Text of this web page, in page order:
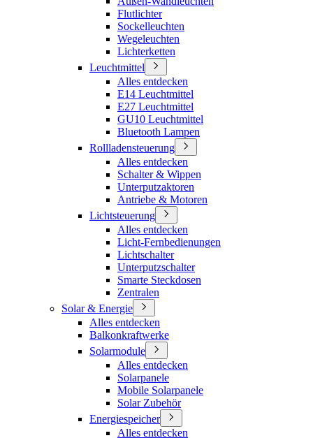
Flutlichter
Sockelleuchten
Wegeleuchten
Lichterketten
Leuchtmittel
Alles entdecken
E14 Leuchtmittel
E27 Leuchtmittel
GU10 Leuchtmittel
Bluetooth Lampen
Rollladensteuerung
Alles entdecken
Schalter & Wippen
Unterputzaktoren
Antriebe & Motoren
Lichtsteuerung
Alles entdecken
Licht-Fernbedienungen
Lichtschalter
Unterputzschalter
Smarte Steckdosen
Zentralen
Solar & Energie
Alles entdecken
Balkonkraftwerke
Solarmodule
Alles entdecken
Solarpanele
Mobile Solarpanele
Solar Zubehör
Energiespeicher
Alles entdecken